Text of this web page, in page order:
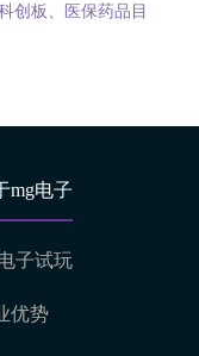
创板、医保药品目
mg电子
子试玩
优势